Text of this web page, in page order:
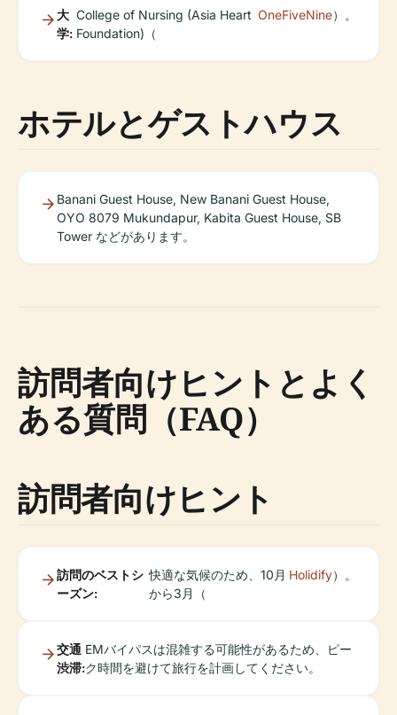
大
学:
College of Nursing (Asia Heart
Foundation)（
OneFiveNine）。
ホテルとゲストハウス
Banani Guest House, New Banani Guest House,
OYO 8079 Mukundapur, Kabita Guest House, SB
Tower などがあります。
訪問者向けヒントとよく
ある質問（FAQ）
訪問者向けヒント
訪問のベストシ
ーズン:
快適な気候のため、10月
から3月（
Holidify）。
交通
渋滞:
EMバイパスは混雑する可能性があるため、ピー
ク時間を避けて旅行を計画してください。